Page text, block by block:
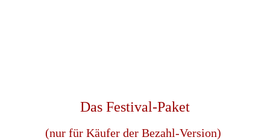
Das Festival-Paket
(nur für Käufer der Bezahl-Version)